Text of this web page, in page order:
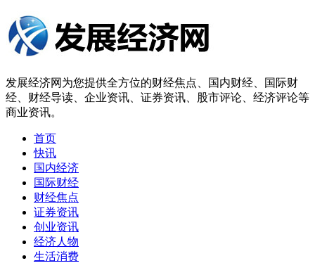
发展经济网为您提供全方位的财经焦点、国内财经、国际财
经、财经导读、企业资讯、证券资讯、股市评论、经济评论等
商业资讯。
首页
快讯
国内经济
国际财经
财经焦点
证券资讯
创业资讯
经济人物
生活消费